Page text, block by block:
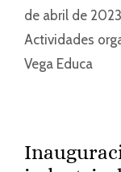
de abril de 2023
Actividades
Vega Educa